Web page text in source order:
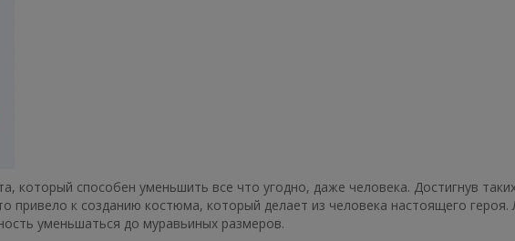
который способен уменьшить все что угодно, даже человека. Достигнув
привело к созданию костюма, который делает из человека настоящего
уменьшаться до муравьиных размеров.